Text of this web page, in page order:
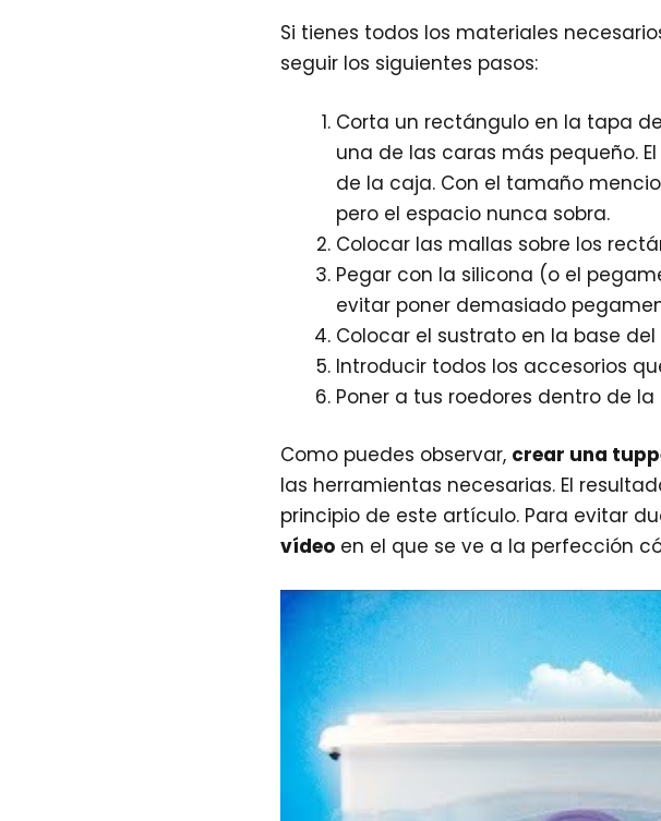
Si tienes todos los materiales
seguir los siguientes pasos:
Corta un rectángulo en la tapa
una de las caras más pequeño.
de la caja. Con el tamaño
pero el espacio nunca sobra.
Colocar las mallas sobre los
Pegar con la silicona (o el
evitar poner demasiado
Colocar el sustrato en la base del
Introducir todos los accesorios
Poner a tus roedores dentro de
Como puedes observar, crear una
las herramientas necesarias. El
principio de este artículo. Para evitar
vídeo en el que se ve a la perfección